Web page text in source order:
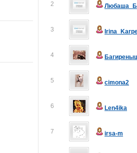
2
3
4
5 cimona2
6 Len4ika
7 irsa-m